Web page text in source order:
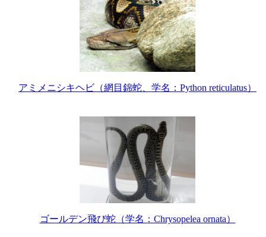
アミメニシキヘビ（網目錦蛇、学名：Python reticulatus）
ゴールデン飛び蛇（学名：Chrysopelea ornata）